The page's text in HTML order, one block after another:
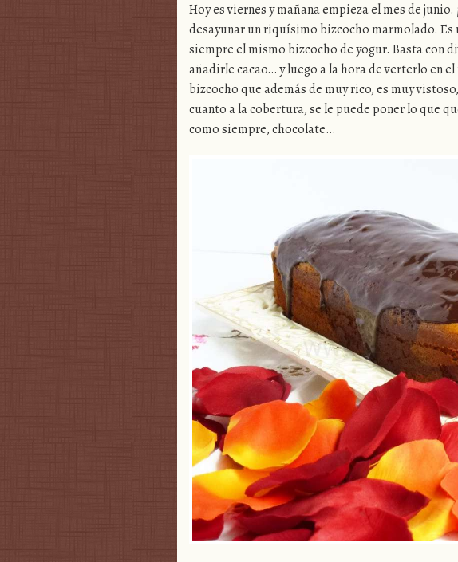
Hoy es viernes y mañana empieza el mes de
desayunar un riquísimo bizcocho marmolado. Es
siempre el mismo bizcocho de yogur. Basta con
añadirle cacao… y luego a la hora de verterlo en
bizcocho que además de muy rico, es muy
cuanto a la cobertura, se le puede poner lo que
como siempre, chocolate…